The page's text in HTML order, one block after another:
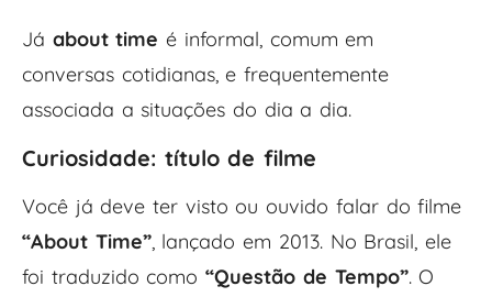
Já about time é informal, comum em
conversas cotidianas, e frequentemente
associada a situações do dia a dia.
Curiosidade: título de filme
Você já deve ter visto ou ouvido falar do filme
“About Time”, lançado em 2013. No Brasil, ele
foi traduzido como“Questão de Tempo”. O